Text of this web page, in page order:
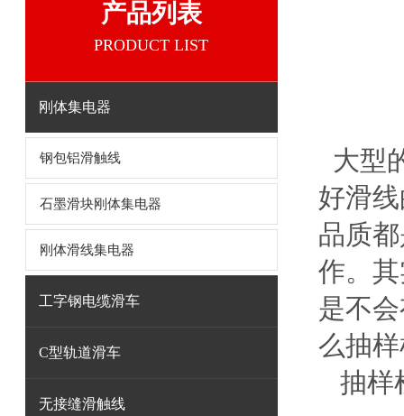
产品列表
PRODUCT LIST
刚体集电器
钢包铝滑触线
石墨滑块刚体集电器
刚体滑线集电器
工字钢电缆滑车
C型轨道滑车
无接缝滑触线
大型
好滑
品质
作。
是不
么抽
抽样